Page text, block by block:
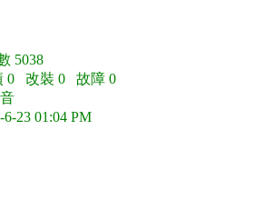
5038
0 改裝 0 故障 0
23 01:04 PM